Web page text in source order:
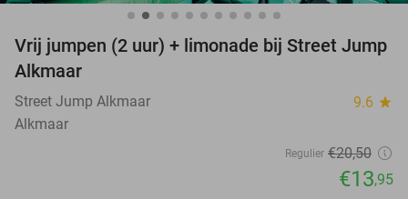
Vrij jumpen (2 uur) + limonade bij Street Jump
Alkmaar
Street Jump Alkmaar 9.6 star
Alkmaar
Regulier €20,50
€13,95